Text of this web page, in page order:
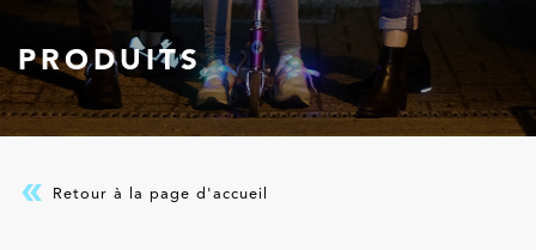
PRODUITS
Retour à la page d'accueil